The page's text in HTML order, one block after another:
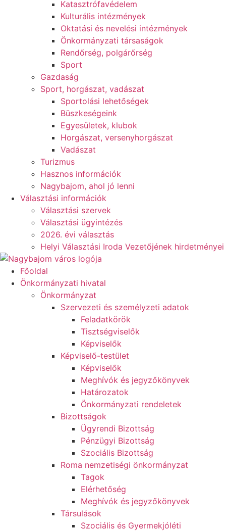
Katasztrófavédelem
Kulturális intézmények
Oktatási és nevelési intézmények
Önkormányzati társaságok
Rendőrség, polgárőrség
Sport
Gazdaság
Sport, horgászat, vadászat
Sportolási lehetőségek
Büszkeségeink
Egyesületek, klubok
Horgászat, versenyhorgászat
Vadászat
Turizmus
Hasznos információk
Nagybajom, ahol jó lenni
Választási információk
Választási szervek
Választási ügyintézés
2026. évi választás
Helyi Választási Iroda Vezetőjének hirdetményei
Főoldal
Önkormányzati hivatal
Önkormányzat
Szervezeti és személyzeti adatok
Feladatkörök
Tisztségviselők
Képviselők
Képviselő-testület
Képviselők
Meghívók és jegyzőkönyvek
Határozatok
Önkormányzati rendeletek
Bizottságok
Ügyrendi Bizottság
Pénzügyi Bizottság
Szociális Bizottság
Roma nemzetiségi önkormányzat
Tagok
Elérhetőség
Meghívók és jegyzőkönyvek
Társulások
Szociális és Gyermekjóléti